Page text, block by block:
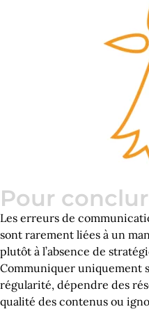
Pour
Les erreurs de
sont rarement liées à un
plutôt à l’absence de
Communiquer uniquement
régularité, dépendre des
qualité des contenus ou